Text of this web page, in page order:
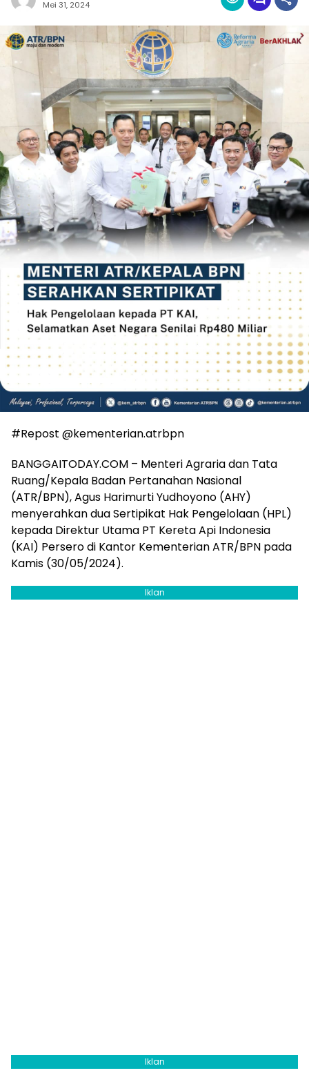
Mei 31, 2024
#Repost @kementerian.atrbpn
BANGGAITODAY.COM – Menteri Agraria dan Tata
Ruang/Kepala Badan Pertanahan Nasional
(ATR/BPN), Agus Harimurti Yudhoyono (AHY)
menyerahkan dua Sertipikat Hak Pengelolaan (HPL)
kepada Direktur Utama PT Kereta Api Indonesia
(KAI) Persero di Kantor Kementerian ATR/BPN pada
Kamis (30/05/2024).
Iklan
Iklan